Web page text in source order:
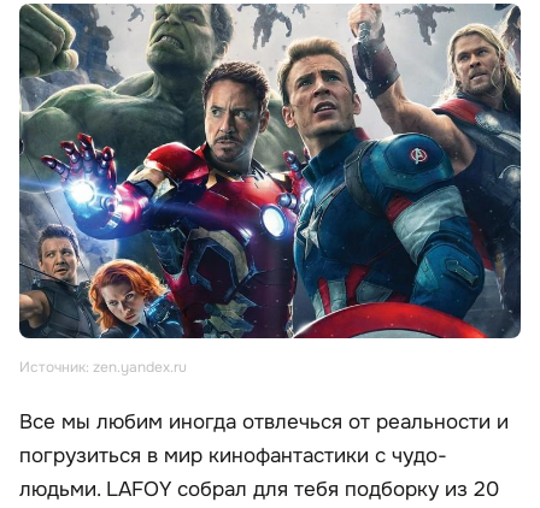
Источник: zen.yandex.ru
Все мы любим иногда отвлечься от реальности и
погрузиться в мир кинофантастики с чудо-
людьми. LAFOY собрал для тебя подборку из 20